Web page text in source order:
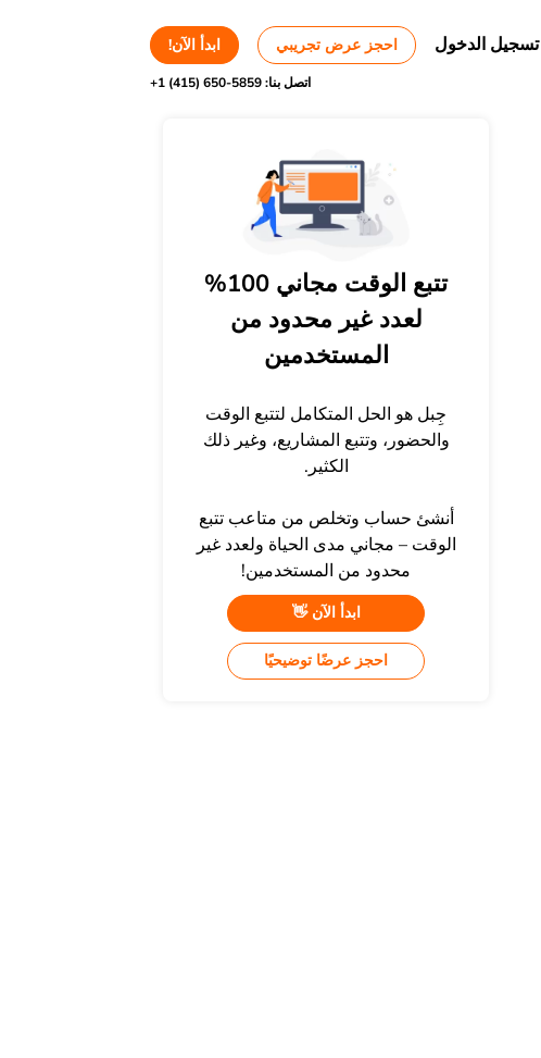
تسجيل الدخول احجز عرض تجريبي ابدأ الآن!
اتصل بنا:+1 (415) 650-5859
تتبع الوقت مجاني 100%
لعدد غير محدود من
المستخدمين
جِبل هو الحل المتكامل لتتبع الوقت
والحضور، وتتبع المشاريع، وغير ذلك
الكثير.
أنشئ حساب وتخلص من متاعب تتبع
الوقت – مجاني مدى الحياة ولعدد غير
محدود من المستخدمين!
ابدأ الآن 👋
احجز عرضًا توضيحيًا